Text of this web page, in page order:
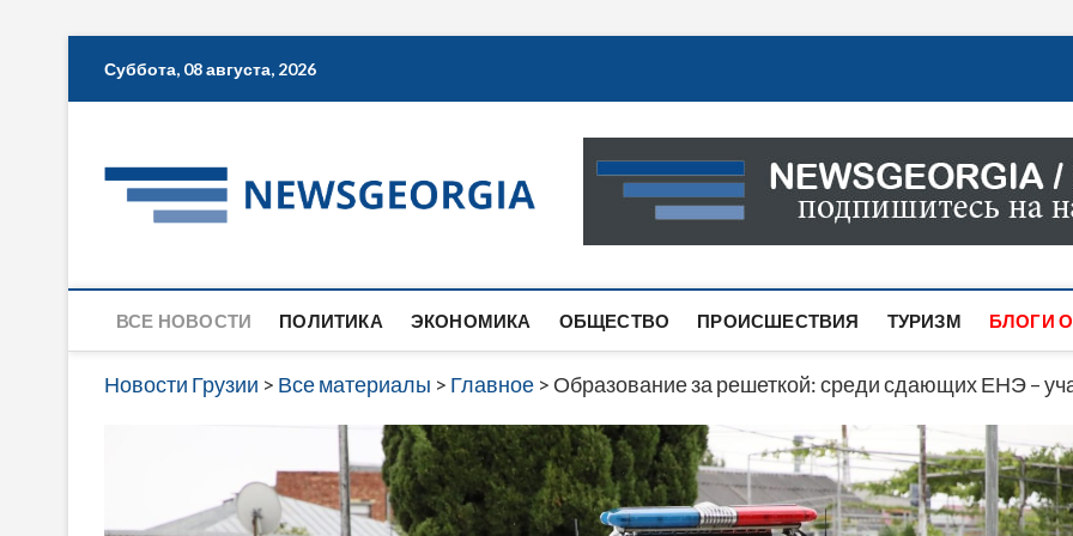
Суббота, 08 августа, 2026
Новости Грузии
САМАЯ АКТУАЛЬНАЯ ИНФОРМАЦИЯ О СОБЫТИЯХ
САЙТЕ ВЫ НАЙДЕТЕ НОВОСТИ ПОЛИТИКИ,
ВСЕ НОВОСТИ ПОЛИТИКА ЭКОНОМИКА ОБЩЕСТВО ПРОИСШЕСТВИЯ ТУРИЗМ БЛОГИ
Новости Грузии > Все материалы > Главное > Образование за решеткой: среди сдающих ЕНЭ –